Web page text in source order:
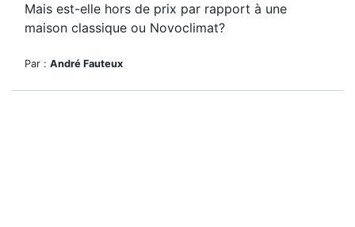
Mais est-elle hors de prix par rapport à une
maison classique ou Novoclimat?
Par : André Fauteux